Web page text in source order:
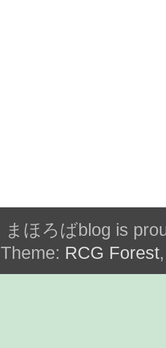
まほろばblog is
Theme: RCG Forest